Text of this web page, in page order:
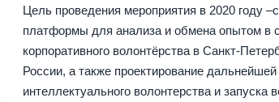
Цель проведения мероприятия в 2020 году
платформы для анализа и обмена опытом в
корпоративного волонтёрства в Санкт-
России, а также проектирование
интеллектуального волонтерства и запуска